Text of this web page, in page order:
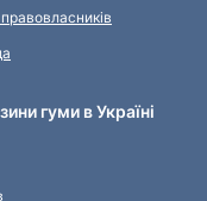
гуми в Україні